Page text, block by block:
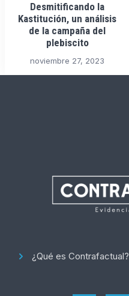
Desmitificando la
Kastitución, un análisis
de la campaña del
plebiscito
noviembre 27, 2023
¿Qué es Contrafactual?